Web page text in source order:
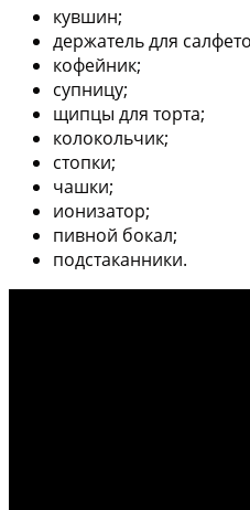
кувшин;
держатель для
кофейник;
супницу;
щипцы для торта;
колокольчик;
стопки;
чашки;
ионизатор;
пивной бокал;
подстаканники.